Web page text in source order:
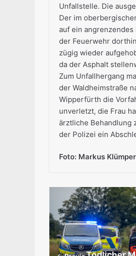
Unfallstelle. Die
Der im
auf ein
der Feuerwehr
zügig wieder
da der Asphalt
Zum Unfallhergang
der Waldheimstraße
Wipperfürth die
unverletzt, die Frau
ärztliche Behandlung
der Polizei ein
Foto: Markus Klümper